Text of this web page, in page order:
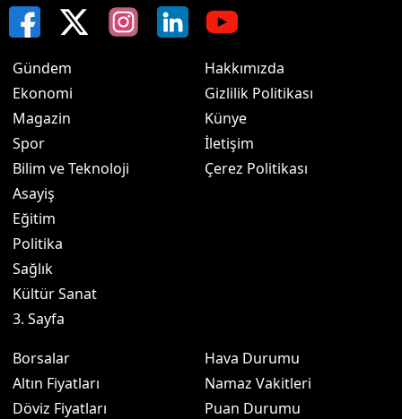
Gündem
Ekonomi
Magazin
Spor
Bilim ve Teknoloji
Asayiş
Eğitim
Politika
Sağlık
Kültür Sanat
3. Sayfa
Hakkımızda
Gizlilik Politikası
Künye
İletişim
Çerez Politikası
Borsalar
Altın Fiyatları
Döviz Fiyatları
Hava Durumu
Namaz Vakitleri
Puan Durumu